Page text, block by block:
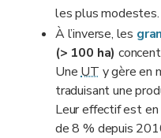
les plus modestes.
À l’inverse, les
(> 100 ha)
UneUT y gère en
traduisant une
Leur effectif est en
de 8 % depuis